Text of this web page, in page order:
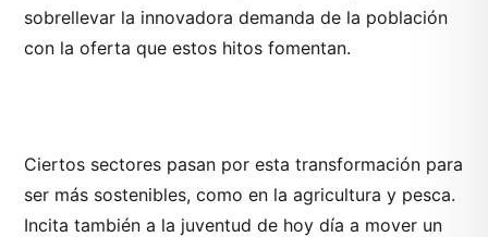
sobrellevar la innovadora demanda de la población
con la oferta que estos hitos fomentan.
Ciertos sectores pasan por esta transformación para
ser más sostenibles, como en la agricultura y pesca.
Incita también a la juventud de hoy día a mover un